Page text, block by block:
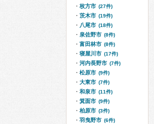
枚方市 (27件)
茨木市 (19件)
八尾市 (18件)
泉佐野市 (8件)
富田林市 (8件)
寝屋川市 (17件)
河内長野市 (7件)
松原市 (9件)
大東市 (7件)
和泉市 (11件)
箕面市 (9件)
柏原市 (3件)
羽曳野市 (6件)